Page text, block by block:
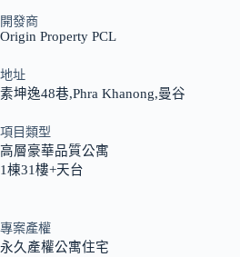
開發商
Origin Property PCL
地址
素坤逸48巷,Phra Khanong,曼谷
項目類型
高層豪華品質公寓
1棟31樓+天台
專案產權
永久產權公寓住宅